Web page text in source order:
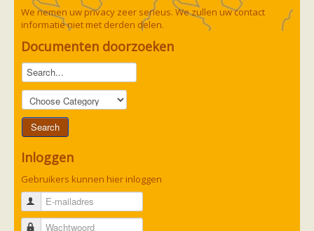
We nemen uw privacy zeer serieus. We zullen uw contact
informatie niet met derden delen.
Documenten doorzoeken
Inloggen
Gebruikers kunnen hier inloggen
E-mailadres
Wachtwoord